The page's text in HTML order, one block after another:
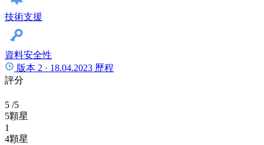
技術支援
資料安全性
版本 2 · 18.04.2023 歷程
評分
5 /5
5顆星
1
4顆星